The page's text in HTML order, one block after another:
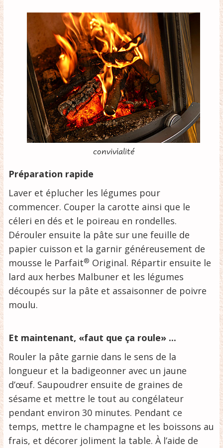
convivialité
Préparation rapide
Laver et éplucher les légumes pour
commencer. Couper la carotte ainsi que le
céleri en dés et le poireau en rondelles.
Dérouler ensuite la pâte sur une feuille de
papier cuisson et la garnir généreusement de
mousse le Parfait® Original. Répartir ensuite le
lard aux herbes Malbuner et les légumes
découpés sur la pâte et assaisonner de poivre
moulu.
Et maintenant, «faut que ça roule» ...
Rouler la pâte garnie dans le sens de la
longueur et la badigeonner avec un jaune
d’œuf. Saupoudrer ensuite de graines de
sésame et mettre le tout au congélateur
pendant environ 30 minutes. Pendant ce
temps, mettre le champagne et les boissons au
frais, et décorer joliment la table. À l’aide de